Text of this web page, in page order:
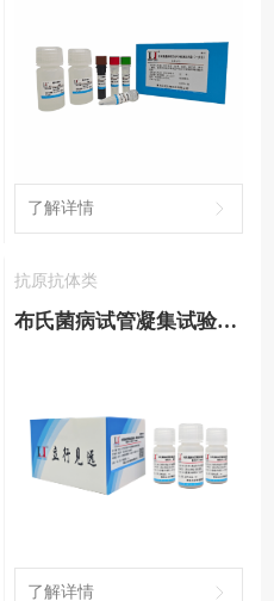
了解详情
抗原抗体类
布氏菌病试管凝集试验抗原、阳性血清与阴性血清
了解详情